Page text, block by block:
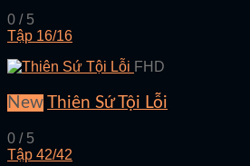
0 / 5
Tập 16/16
FHD
New Thiên Sứ Tội Lỗi
0 / 5
Tập 42/42